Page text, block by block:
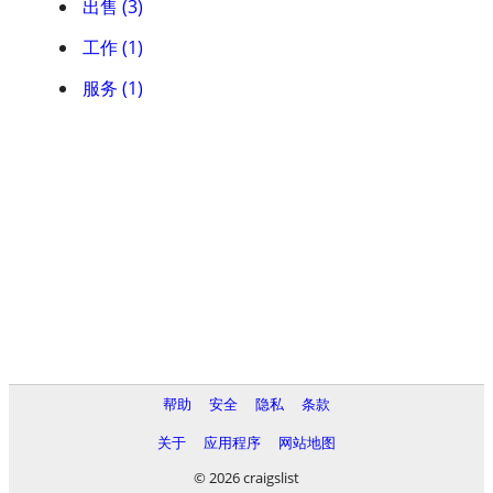
出售 (3)
工作 (1)
服务 (1)
帮助 安全 隐私
条款
关于
应用程序
网站地图
© 2026 craigslist